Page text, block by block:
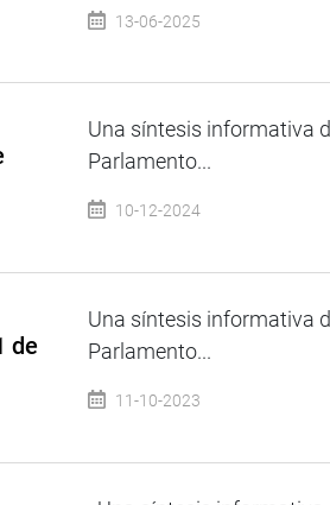
13-06-2025
Una síntesis informativa
Parlamento...
10-12-2024
de
Una síntesis informativa
Parlamento...
11-10-2023